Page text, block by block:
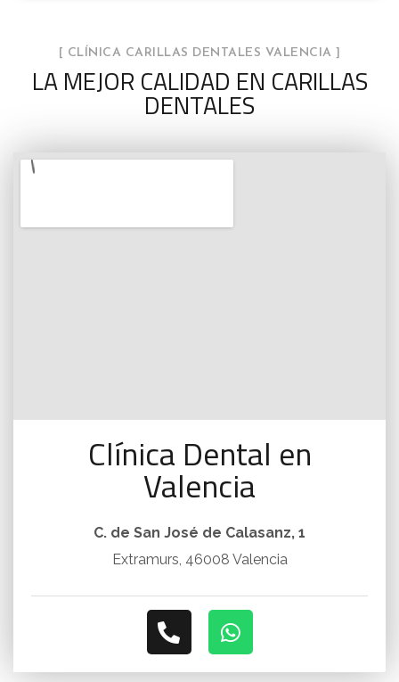
[ CLÍNICA CARILLAS DENTALES VALENCIA ]
LA MEJOR CALIDAD EN CARILLAS
DENTALES
Clínica Dental en
Valencia
C. de San José de Calasanz, 1
Extramurs, 46008 Valencia